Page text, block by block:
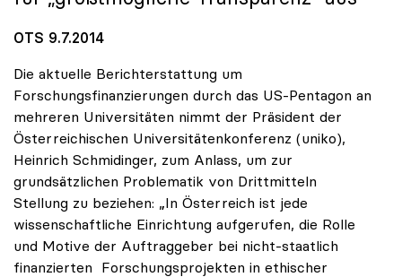
OTS 9.7.2014
Die aktuelle Berichterstattung um
Forschungsfinanzierungen durch das US-Pentagon an
mehreren Universitäten nimmt der Präsident der
Österreichischen Universitätenkonferenz (uniko),
Heinrich Schmidinger, zum Anlass, um zur
grundsätzlichen Problematik von Drittmitteln
Stellung zu beziehen: „In Österreich ist jede
wissenschaftliche Einrichtung aufgerufen, die Rolle
und Motive der Auftraggeber bei nicht-staatlich
finanzierten Forschungsprojekten in ethischer